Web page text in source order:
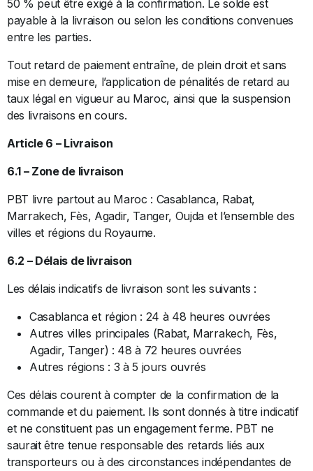
50 % peut être exigé à la confirmation. Le solde est
payable à la livraison ou selon les conditions convenues
entre les parties.
Tout retard de paiement entraîne, de plein droit et sans
mise en demeure, l’application de pénalités de retard au
taux légal en vigueur au Maroc, ainsi que la suspension
des livraisons en cours.
Article 6 – Livraison
6.1 – Zone de livraison
PBT livre partout au Maroc : Casablanca, Rabat,
Marrakech, Fès, Agadir, Tanger, Oujda et l’ensemble des
villes et régions du Royaume.
6.2 – Délais de livraison
Les délais indicatifs de livraison sont les suivants :
Casablanca et région : 24 à 48 heures ouvrées
Autres villes principales (Rabat, Marrakech, Fès,
Agadir, Tanger) : 48 à 72 heures ouvrées
Autres régions : 3 à 5 jours ouvrés
Ces délais courent à compter de la confirmation de la
commande et du paiement. Ils sont donnés à titre indicatif
et ne constituent pas un engagement ferme. PBT ne
saurait être tenue responsable des retards liés aux
transporteurs ou à des circonstances indépendantes de